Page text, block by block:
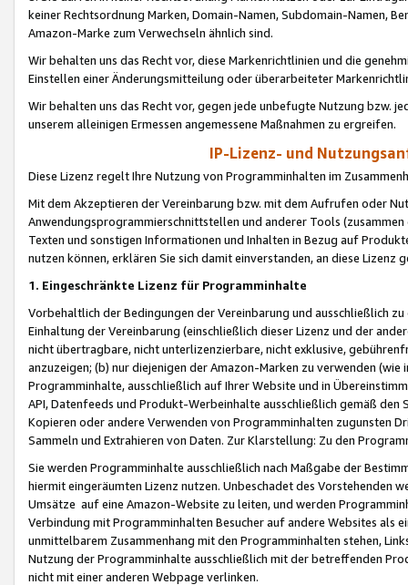
keiner Rechtsordnung Marken, Domain-Namen, Subdomain-Namen,
Amazon-Marke zum Verwechseln ähnlich sind.
Wir behalten uns das Recht vor, diese Markenrichtlinien und die
Einstellen einer Änderungsmitteilung oder überarbeiteter
Wir behalten uns das Recht vor, gegen jede unbefugte Nutzung bzw.
unserem alleinigen Ermessen angemessene Maßnahmen zu ergreifen.
IP-Lizenz- und
Diese Lizenz regelt Ihre Nutzung von Programminhalten im
Mit dem Akzeptieren der Vereinbarung bzw. mit dem Aufrufen oder
Anwendungsprogrammierschnittstellen und anderer Tools (zusammen
Texten und sonstigen Informationen und Inhalten in Bezug auf
nutzen können, erklären Sie sich damit einverstanden, an diese Lizenz
1. Eingeschränkte Lizenz für Programminhalte
Vorbehaltlich der Bedingungen der Vereinbarung und ausschließlich
Einhaltung der Vereinbarung (einschließlich dieser Lizenz und der
nicht übertragbare, nicht unterlizenzierbare, nicht exklusive,
anzuzeigen; (b) nur diejenigen der Amazon-Marken zu verwenden
Programminhalte, ausschließlich auf Ihrer Website und in
API, Datenfeeds und Produkt-Werbeinhalte ausschließlich gemäß
Kopieren oder andere Verwenden von Programminhalten zugunsten
Sammeln und Extrahieren von Daten. Zur Klarstellung: Zu den
Sie werden Programminhalte ausschließlich nach Maßgabe der
hiermit eingeräumten Lizenz nutzen. Unbeschadet des Vorstehenden
Umsätze auf eine Amazon-Website zu leiten, und werden
Verbindung mit Programminhalten Besucher auf andere Websites als
unmittelbarem Zusammenhang mit den Programminhalten stehen,
Nutzung der Programminhalte ausschließlich mit der betreffenden
nicht mit einer anderen Webpage verlinken.